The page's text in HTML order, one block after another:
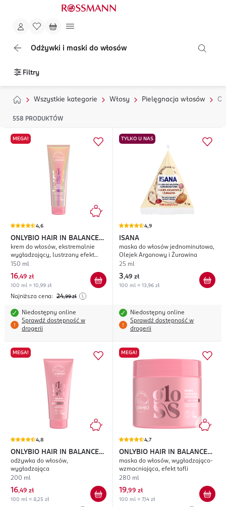
Odżywki i maski do włosów
Filtry
Wszystkie kategorie Włosy Pielęgnacja włosów
558 PRODUKTÓW
MEGA!
4,6
ONLYBIO HAIR IN BALANCE
Gloss
krem do włosów, ekstremalnie
wygładzający, lustrzany efekt
tafli
150 ml
16,49 zł
100 ml = 10,99 zł
Najniższa cena: 24,99 zł
Niedostępny online
Sprawdź dostępność w
drogerii
TYLKO U NAS
4,9
ISANA
maska do włosów jednominutowa,
Olejek Arganowy i Żurawina
25 ml
3,49 zł
100 ml = 13,96 zł
Niedostępny online
Sprawdź dostępność w
drogerii
MEGA!
4,8
ONLYBIO HAIR IN BALANCE
Gloss
odżywka do włosów,
wygładzająca
200 ml
16,49 zł
100 ml = 8,25 zł
MEGA!
4,7
ONLYBIO HAIR IN BALANCE
Gloss
maska do włosów, wygładzająco-
wzmacniająca, efekt tafli
280 ml
19,99 zł
100 ml = 7,14 zł